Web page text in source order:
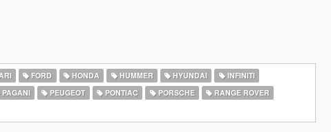
FORD HONDA HUMMER HYUNDAI
INFINITI
PAGANI PEUGEOT PONTIAC PORSCHE
RANGE ROVER